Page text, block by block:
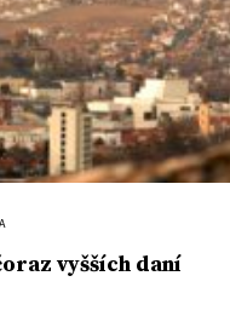
vyšších daní